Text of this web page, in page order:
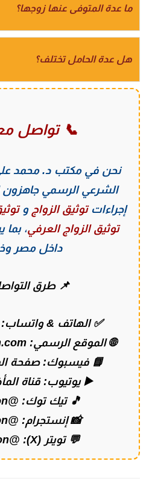
ما عدة المتوفى عنها زوجها؟
هل عدة الحامل تختلف؟
📞 تواصل
نحن فيمكتب د. محمد
الشرعي الرسمي جاهزون
إجراءاتتوثيق الزواج و
توثيق الزواج العرفي،
داخل مصر
📌 طرق
✅ الهاتف &
🌐 الموقع الرسمي:
📘 فيسبوك:صفحة
▶️ يوتيوب:قناة
🎵 تيك توك: @elmathoon
📸 إنستجرام: @elmathoon
💬 تويتر (X):
@elmathoon